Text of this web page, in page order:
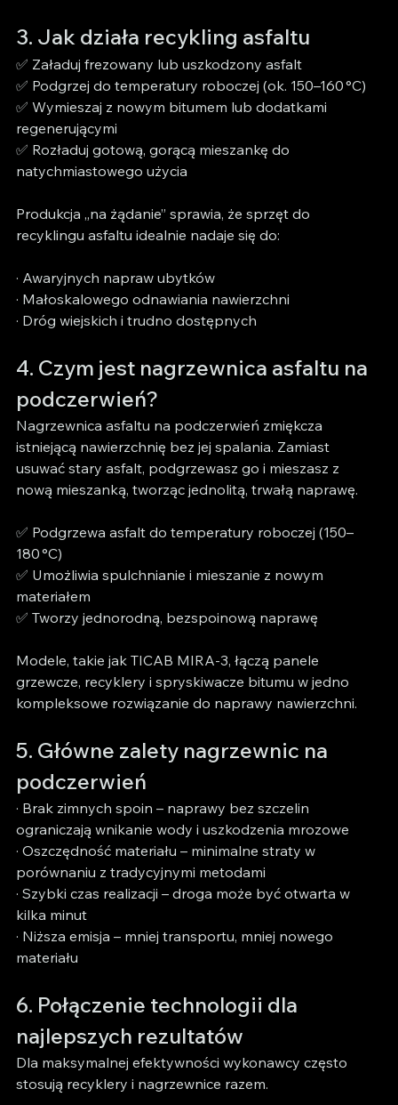
3. Jak działa recykling asfaltu
✅ Załaduj frezowany lub uszkodzony asfalt
✅ Podgrzej do temperatury roboczej (ok. 150–160 °C)
✅ Wymieszaj z nowym bitumem lub dodatkami
regenerującymi
✅ Rozładuj gotową, gorącą mieszankę do
natychmiastowego użycia
Produkcja „na żądanie” sprawia, że sprzęt do
recyklingu asfaltu idealnie nadaje się do:
· Awaryjnych napraw ubytków
· Małoskalowego odnawiania nawierzchni
· Dróg wiejskich i trudno dostępnych
4. Czym jest nagrzewnica asfaltu na
podczerwień?
Nagrzewnica asfaltu na podczerwień zmiękcza
istniejącą nawierzchnię bez jej spalania. Zamiast
usuwać stary asfalt, podgrzewasz go i mieszasz z
nową mieszanką, tworząc jednolitą, trwałą naprawę.
✅ Podgrzewa asfalt do temperatury roboczej (150–
180 °C)
✅ Umożliwia spulchnianie i mieszanie z nowym
materiałem
✅ Tworzy jednorodną, bezspoinową naprawę
Modele, takie jak TICAB MIRA-3, łączą panele
grzewcze, recyklery i spryskiwacze bitumu w jedno
kompleksowe rozwiązanie do naprawy nawierzchni.
5. Główne zalety nagrzewnic na
podczerwień
· Brak zimnych spoin – naprawy bez szczelin
ograniczają wnikanie wody i uszkodzenia mrozowe
· Oszczędność materiału – minimalne straty w
porównaniu z tradycyjnymi metodami
· Szybki czas realizacji – droga może być otwarta w
kilka minut
· Niższa emisja – mniej transportu, mniej nowego
materiału
6. Połączenie technologii dla
najlepszych rezultatów
Dla maksymalnej efektywności wykonawcy często
stosują recyklery i nagrzewnice razem.